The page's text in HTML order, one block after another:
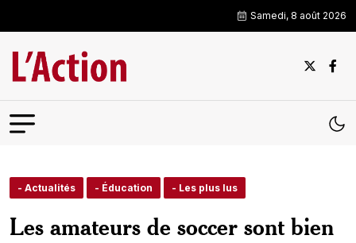
Samedi, 8 août 2026
- Actualités - Éducation - Les plus lus
Les amateurs de soccer sont bien